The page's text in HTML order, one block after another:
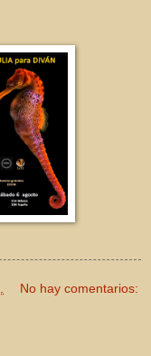
No hay comentarios: